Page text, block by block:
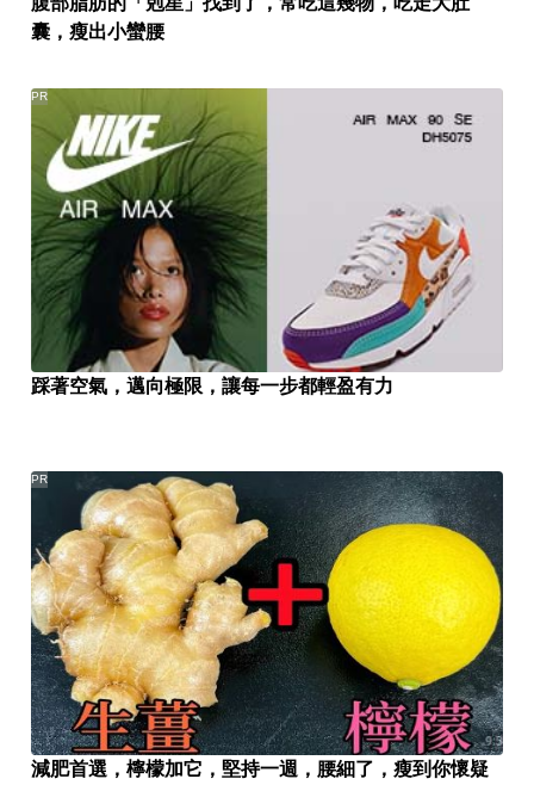
囊，瘦出小蠻腰
踩著空氣，邁向極限，讓每一步都輕盈有力
PR
減肥首選，檸檬加它，堅持一週，腰細了，瘦到你懷疑
PR